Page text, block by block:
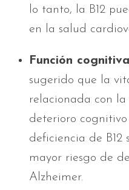
lo tanto, la B12
en la salud
Función
sugerido que la
relacionada con
deterioro
deficiencia de B12
mayor riesgo de
Alzheimer.